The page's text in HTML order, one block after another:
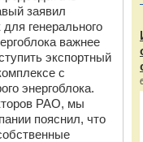
заявил
генерального
важнее
экспортный
с
энергоблока.
РАО, мы
пояснил, что